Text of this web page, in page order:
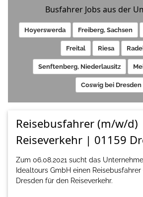
Busfahrer Jobs aus der
Hoyerswerda Freiberg, Sachsen
Freital Riesa
Senftenberg, Niederlausitz
Coswig bei Dresden
Reisebusfahrer (m/w/d)
Reiseverkehr | 01159
Zum 06.08.2021 sucht das
Idealtours GmbH einen
Dresden für den Reiseverkehr.